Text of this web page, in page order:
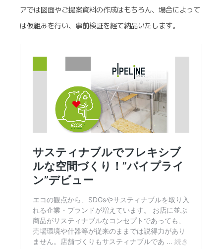
アでは図面やご提案資料の作成はもちろん、場合によって
は仮組みを行い、事前検証を経て納品いたします。